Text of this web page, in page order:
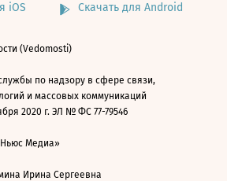
iOS Скачать для Android
(Vedomosti)
по надзору в сфере связи,
и массовых коммуникаций
2020 г. ЭЛ № ФС 77-79546
Ньюс Медиа»
Ирина Сергеевна